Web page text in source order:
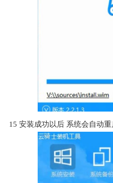
15 安装成功以后 系统会自动